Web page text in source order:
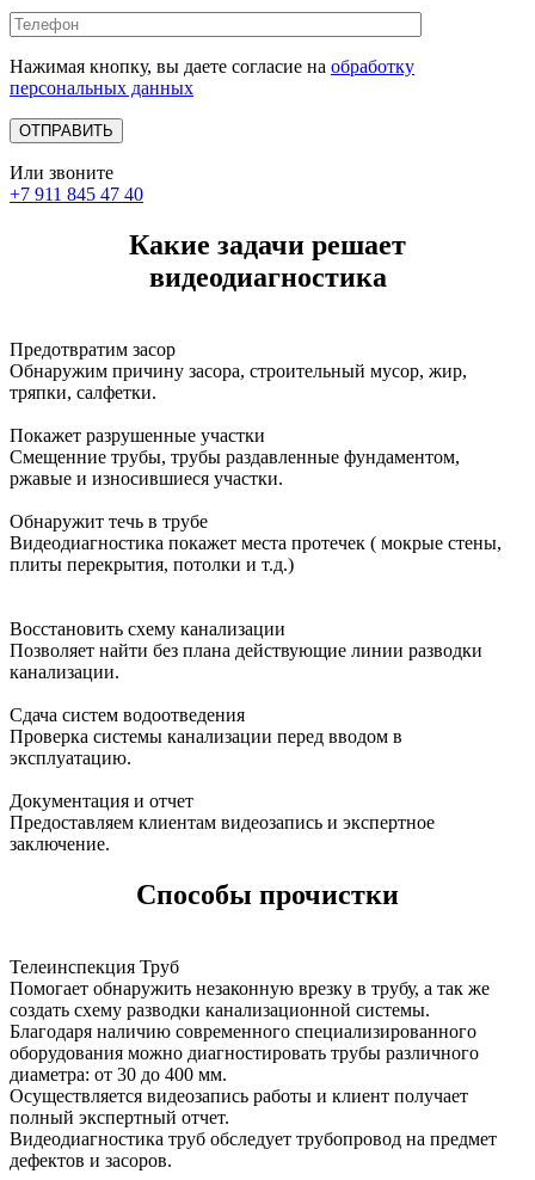
Нажимая кнопку, вы даете согласие на обработку
персональных данных
Или звоните
+7 911 845 47 40
Какие задачи решает
видеодиагностика
Предотвратим засор
Обнаружим причину засора, cтроительный мусор, жир,
тряпки, салфетки.
Покажет разрушенные участки
Смещенние трубы, трубы раздавленные фундаментом,
ржавые и износившиеся участки.
Обнаружит течь в трубе
Видеодиагностика покажет места протечек ( мокрые стены,
плиты перекрытия, потолки и т.д.)
Восстановить схему канализации
Позволяет найти без плана действующие линии разводки
канализации.
Сдача систем водоотведения
Проверка системы канализации перед вводом в
эксплуатацию.
Документация и отчет
Предоставляем клиентам видеозапись и экспертное
заключение.
Способы прочистки
Телеинспекция Труб
Помогает обнаружить незаконную врезку в трубу, а так же
создать схему разводки канализационной системы.
Благодаря наличию современного специализированного
оборудования можно диагностировать трубы различного
диаметра: от 30 до 400 мм.
Осуществляется видеозапись работы и клиент получает
полный экспертный отчет.
Видеодиагностика труб обследует трубопровод на предмет
дефектов и засоров.